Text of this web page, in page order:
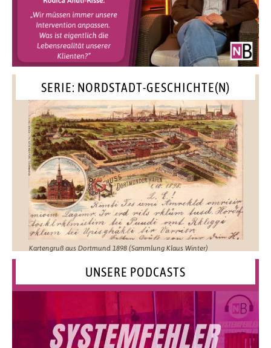
SERIE: NORDSTADT-GESCHICHTE(N)
Kartengruß aus Dortmund 1898 (Sammlung Klaus Winter)
UNSERE PODCASTS